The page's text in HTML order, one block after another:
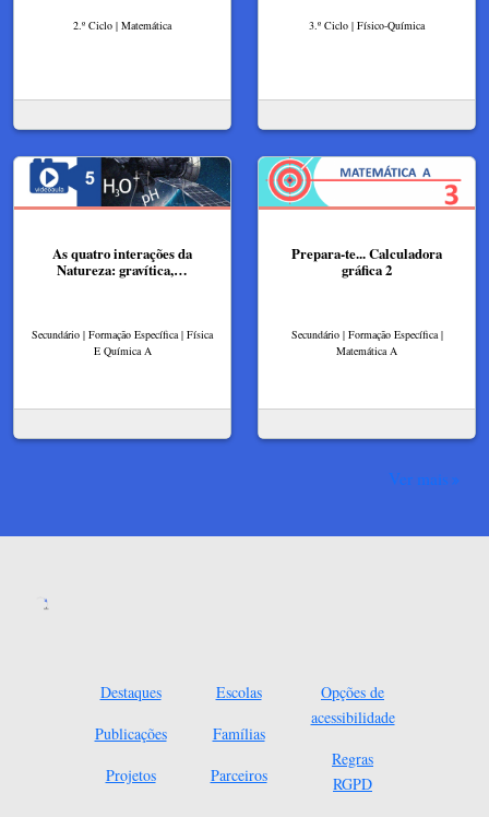
2.º Ciclo | Matemática 3.º Ciclo | Físico-Química
As quatro interações da
Natureza: gravítica,…
Secundário | Formação Específica | Física
E Química A
Prepara-te... Calculadora
gráfica 2
Secundário | Formação Específica |
Matemática A
Ver mais
Destaques
Publicações
Projetos
Escolas
Famílias
Parceiros
Opções de
acessibilidade
Regras
RGPD